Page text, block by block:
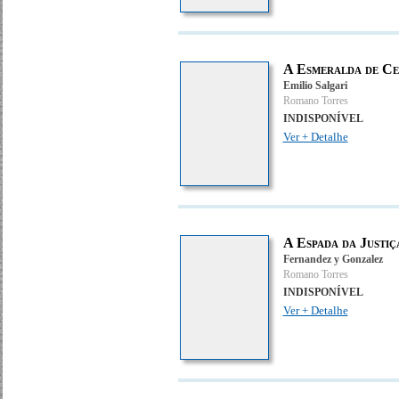
A Esmeralda de
Emilio Salgari
Romano Torres
INDISPONÍVEL
Ver + Detalhe
A Espada da
Fernandez y Gonzalez
Romano Torres
INDISPONÍVEL
Ver + Detalhe